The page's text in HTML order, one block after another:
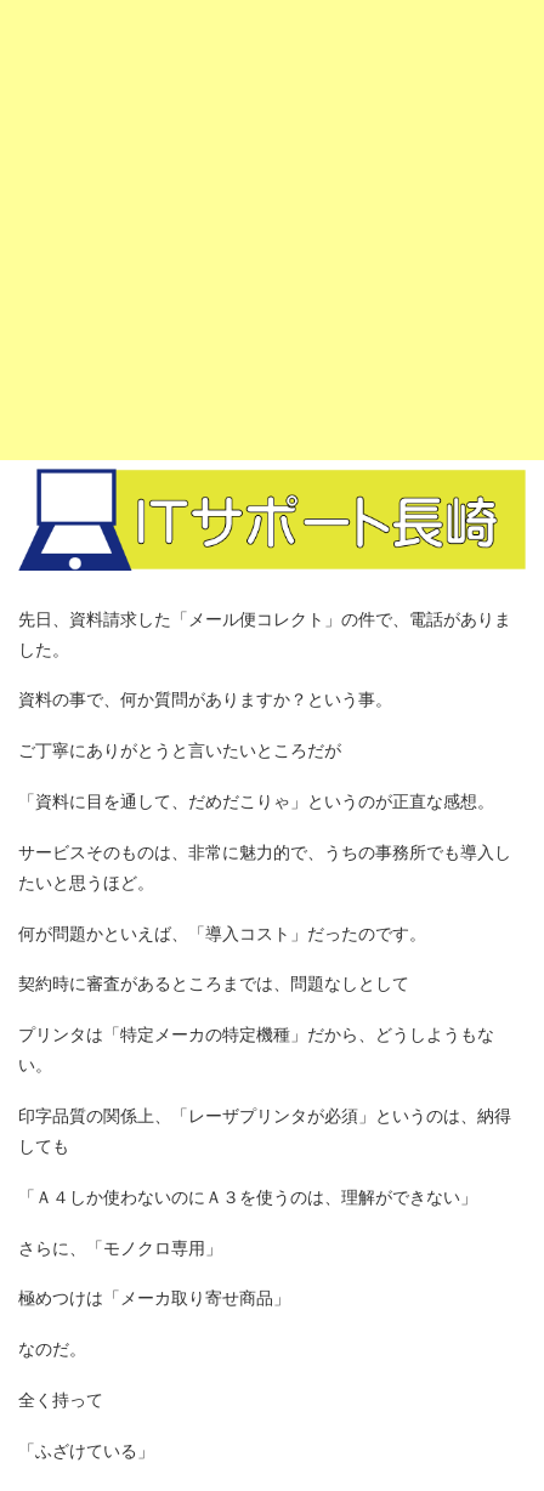
先日、資料請求した「メール便コレクト」の件で、電話がありま
した。
資料の事で、何か質問がありますか？という事。
ご丁寧にありがとうと言いたいところだが
「資料に目を通して、だめだこりゃ」というのが正直な感想。
サービスそのものは、非常に魅力的で、うちの事務所でも導入し
たいと思うほど。
何が問題かといえば、「導入コスト」だったのです。
契約時に審査があるところまでは、問題なしとして
プリンタは「特定メーカの特定機種」だから、どうしようもな
い。
印字品質の関係上、「レーザプリンタが必須」というのは、納得
しても
「Ａ４しか使わないのにＡ３を使うのは、理解ができない」
さらに、「モノクロ専用」
極めつけは「メーカ取り寄せ商品」
なのだ。
全く持って
「ふざけている」